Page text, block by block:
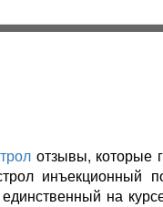
отзывы, которые
инъекционный
на